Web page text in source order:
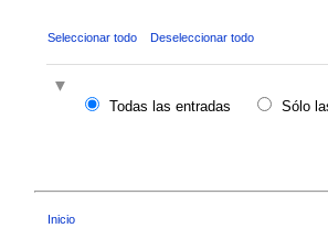
Seleccionar todo Deseleccionar todo
Todas las entradas
Sólo
Inicio